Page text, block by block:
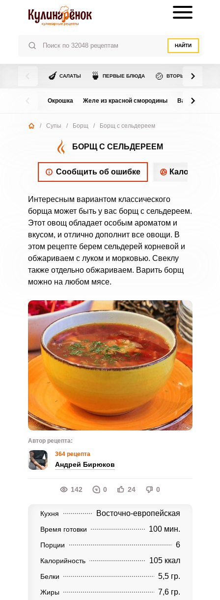
НАЙТИ
🍆 САЛАТЫ 🍵 ПЕРВЫЕ БЛЮДА 🍲 ВТОРЫЕ БЛЮДА
Окрошка Желе из красной смородины Варенье из
/ Супы / Борщ / Борщ с сельдереем
БОРЩ С СЕЛЬДЕРЕЕМ
Сообщить об ошибке
Интересным вариантом классического
борща может быть у вас борщ с сельдереем.
Этот овощ обладает особым ароматом и
вкусом, и отлично дополнит все овощи. В
этом рецепте берем сельдерей корневой и
обжариваем с луком и морковью. Свеклу
также отдельно обжариваем. Варить борщ
можно на любом мясе.
Автор рецепта:
364 рецепта
Андрей Бирюков
142 0 24 0
Кухня Восточно-европейская
Время готовки 100 мин.
Порции 6
Калорийность 105 ккал
Белки 5,5 гр.
Жиры 7,6 гр.